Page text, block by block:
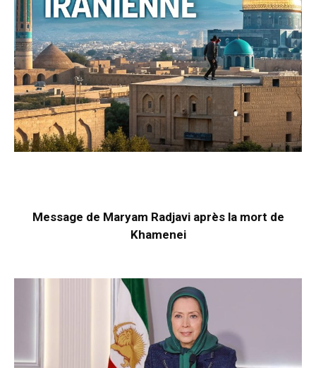
Message de Maryam Radjavi après la mort de
Khamenei